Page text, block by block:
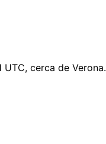
cerca de Verona.